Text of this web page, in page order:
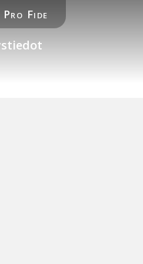
Pro Fide